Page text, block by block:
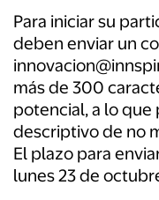
Para iniciar su
deben enviar un
más de 300
potencial, a lo
descriptivo de no
El plazo para
lunes 23 de